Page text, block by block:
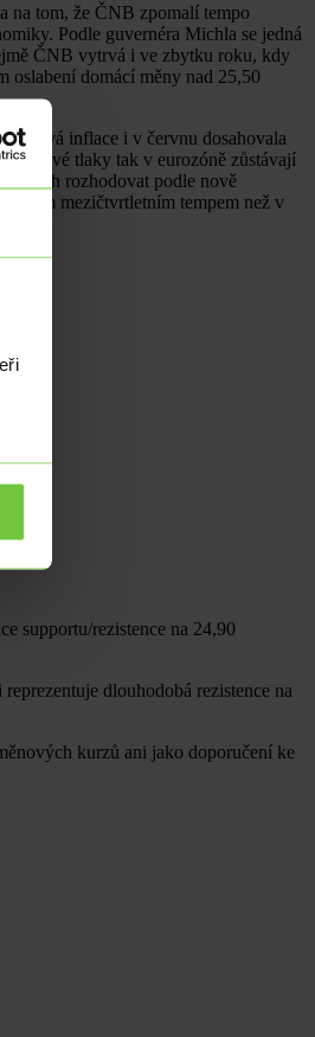
na tom, že ČNB zpomalí tempo
Podle guvernéra Michla se jedná
ČNB vytrvá i ve zbytku roku, kdy
oslabení domácí měny nad 25,50
jádrová inflace i v červnu dosahovala
Cenové tlaky tak v eurozóně zůstávají
rozhodovat podle nově
mezičtvrtletním tempem než v
supportu/rezistence na 24,90
dlouhodobá rezistence na
kurzů ani jako doporučení ke